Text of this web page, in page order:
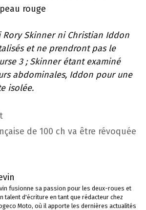
rouge
Rory Skinner ni Christian Iddon
et ne prendront pas le
3 ; Skinner étant examiné
abdominales, Iddon pour une
isolée.
de 100 ch va être révoquée
fusionne sa passion pour les deux-roues et
talent d'écriture en tant que rédacteur chez
Moto, où il apporte les dernières actualités